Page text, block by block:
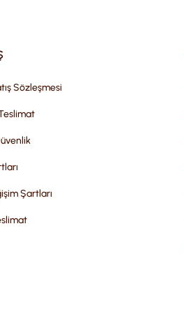
Sözleşmesi
Şartları